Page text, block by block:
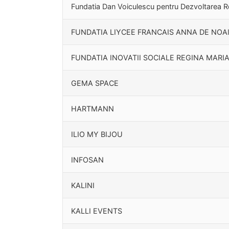
Fundatia Dan Voiculescu pentru Dezvoltarea
FUNDATIA LIYCEE FRANCAIS ANNA DE
FUNDATIA INOVATII SOCIALE REGINA MARIA
GEMA SPACE
HARTMANN
ILIO MY BIJOU
INFOSAN
KALINI
KALLI EVENTS